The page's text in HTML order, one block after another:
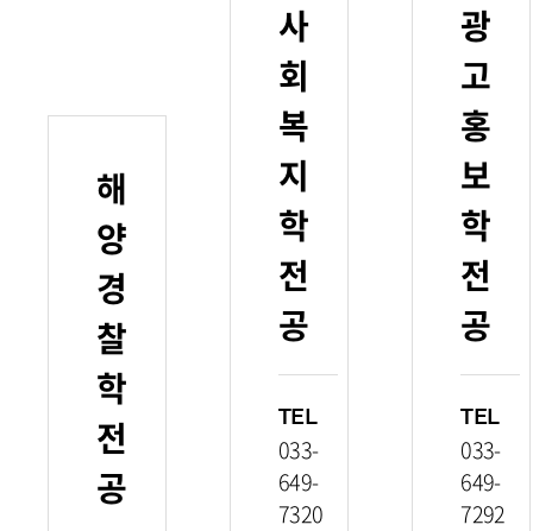
해
양
경
찰
학
전
공
사
회
복
지
학
전
공
TEL
033-
649-
7320
광
고
홍
보
학
전
공
TEL
033-
649-
7292